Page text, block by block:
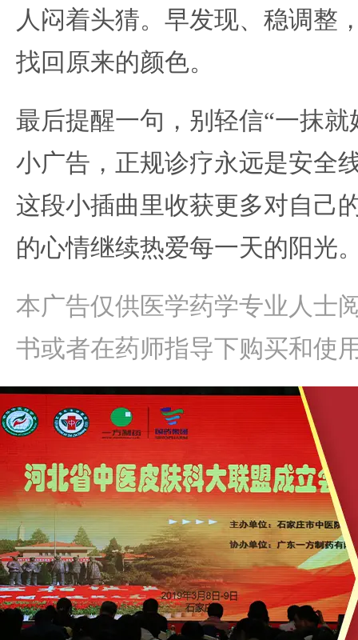
人闷着头猜。早发现、稳调整
找回原来的颜色。
最后提醒一句，别轻信“一抹就
小广告，正规诊疗永远是安全
这段小插曲里收获更多对自己
的心情继续热爱每一天的阳光
本广告仅供医学药学专业人士
书或者在药师指导下购买和使